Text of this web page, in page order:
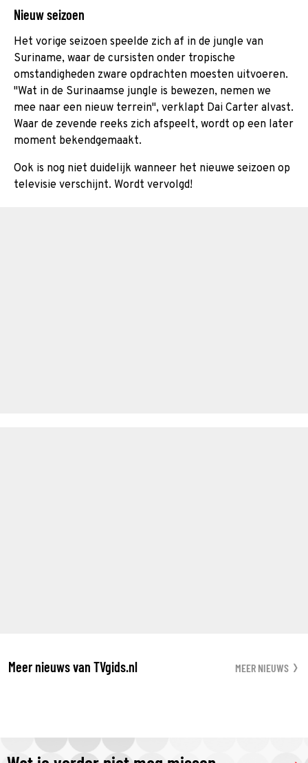
Nieuw seizoen
Het vorige seizoen speelde zich af in de jungle van
Suriname, waar de cursisten onder tropische
omstandigheden zware opdrachten moesten uitvoeren.
"Wat in de Surinaamse jungle is bewezen, nemen we
mee naar een nieuw terrein", verklapt Dai Carter alvast.
Waar de zevende reeks zich afspeelt, wordt op een later
moment bekendgemaakt.
Ook is nog niet duidelijk wanneer het nieuwe seizoen op
televisie verschijnt. Wordt vervolgd!
Meer nieuws van TVgids.nl MEER NIEUWS